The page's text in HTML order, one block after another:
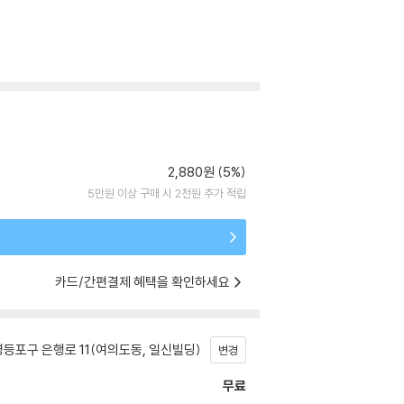
2,880원 (5%)
5만원 이상 구매 시 2천원 추가 적립
카드/간편결제 혜택을 확인하세요
포구 은행로 11(여의도동, 일신빌딩) 변경
무료